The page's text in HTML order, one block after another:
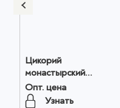
Цикорий
монастырский
сублимированный
оптом
Опт. цена
Узнать